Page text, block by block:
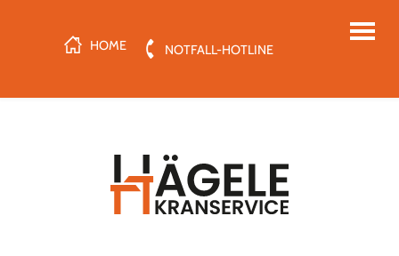
HOME NOTFALL-HOTLINE